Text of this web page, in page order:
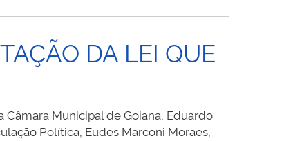
DA LEI QUE
Municipal de Goiana, Eduardo
Política, Eudes Marconi Moraes,